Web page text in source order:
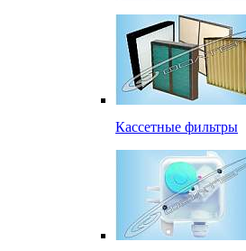
Кассетные фильтры